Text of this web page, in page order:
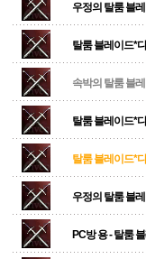
우정의 탈룸 블
탈룸 블레이드*
속박의 탈룸 블
탈룸 블레이드*
탈룸 블레이드*
우정의 탈룸 블
PC방 용 - 탈룸